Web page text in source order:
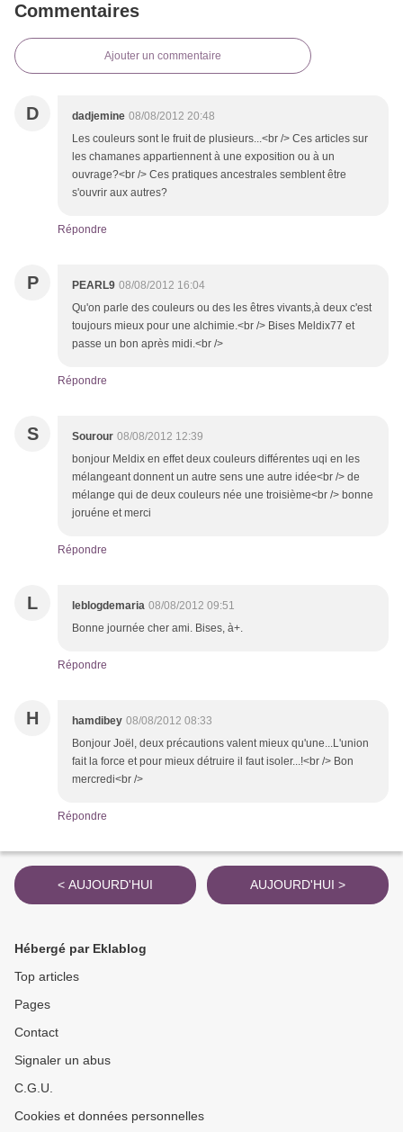
Commentaires
Ajouter un commentaire
D dadjemine 08/08/2012 20:48
Les couleurs sont le fruit de plusieurs...<br /> Ces articles sur
les chamanes appartiennent à une exposition ou à un
ouvrage?<br /> Ces pratiques ancestrales semblent être
s'ouvrir aux autres?
Répondre
P PEARL9 08/08/2012 16:04
Qu'on parle des couleurs ou des les êtres vivants,à deux c'est
toujours mieux pour une alchimie.<br /> Bises Meldix77 et
passe un bon après midi.<br />
Répondre
S Sourour 08/08/2012 12:39
bonjour Meldix en effet deux couleurs différentes uqi en les
mélangeant donnent un autre sens une autre idée<br /> de
mélange qui de deux couleurs née une troisième<br /> bonne
joruéne et merci
Répondre
L leblogdemaria 08/08/2012 09:51
Bonne journée cher ami. Bises, à+.
Répondre
H hamdibey 08/08/2012 08:33
Bonjour Joël, deux précautions valent mieux qu'une...L'union
fait la force et pour mieux détruire il faut isoler...!<br /> Bon
mercredi<br />
Répondre
< AUJOURD'HUI AUJOURD'HUI >
Hébergé par Eklablog
Top articles
Pages
Contact
Signaler un abus
C.G.U.
Cookies et données personnelles